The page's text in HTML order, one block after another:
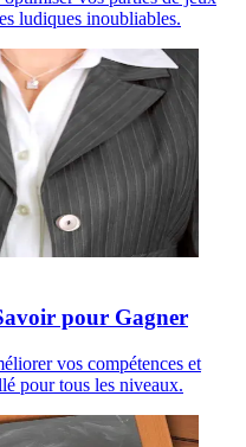
ludiques inoubliables.
pour Gagner
vos compétences et
pour tous les niveaux.